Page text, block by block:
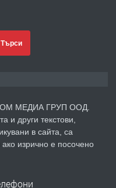
преди 4 дни
в гр. Хасково кв.
Търси
МЕДИА ГРУП ООД.
и други текстови,
в сайта, са
изрично е посочено